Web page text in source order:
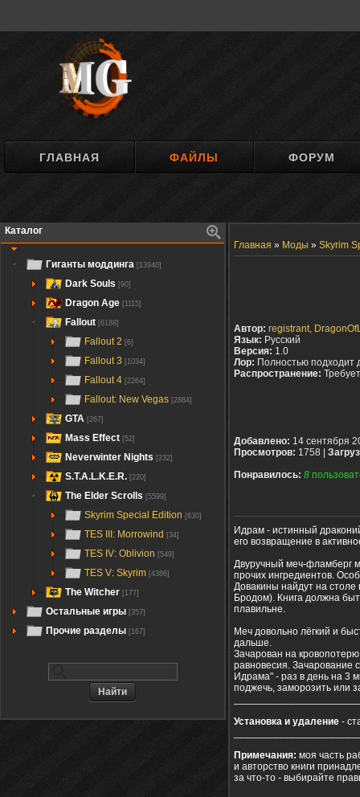
ГЛАВНАЯ ФАЙЛЫ ФОРУМ
Каталог
Гиганты моддинга [13940]
Dark Souls [90]
Dragon Age [1115]
Fallout [6188]
Fallout 2 [6]
Fallout 3 [1034]
Fallout 4 [2264]
Fallout: New Vegas [2884]
GTA [267]
Mass Effect [52]
Neverwinter Nights [232]
S.T.A.L.K.E.R. [220]
The Elder Scrolls [5599]
Skyrim Special Edition [630]
TES III: Morrowind [34]
TES IV: Oblivion [549]
TES V: Skyrim [4386]
The Witcher [177]
Остальные игры [357]
Прочие разделы [167]
Главная » Моды » Skyrim
Автор: registrant,
Язык: Русский
Версия: 1.0
Лор: Полностью подходит
Распространение:
Добавлено: 14 сентября
Просмотров: 1758 |
Понравилось: 8
Идрам - истинный
его возвращение в
Двуручный меч-фламберг
прочих ингредиентов.
Довакины найдут на
Бродом). Книга должна
плавильне.
Меч довольно лёгкий и
дальше.
Зачарован на
равновесия. Зачарование
Идрама" - раз в день на 3
поджечь, заморозить или
Установка и удаление -
Примечания: моя часть
и авторство книги
за что-то - выбирайте